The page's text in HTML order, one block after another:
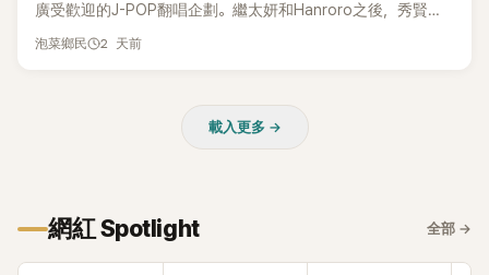
廣受歡迎的J-POP翻唱企劃。繼太妍和Hanroro之後，秀賢已
獲選為第三首翻唱歌曲的主唱，並於近期完成錄音。
泡菜鄉民 2 天前
載入更多 →
網紅 Spotlight 全部 →